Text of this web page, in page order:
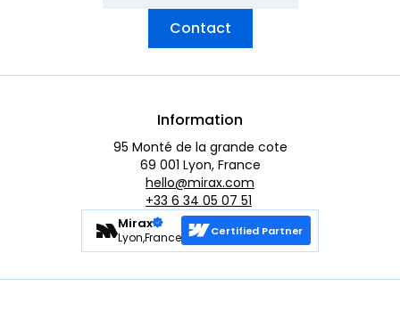
Contact
Information
95 Monté de la grande cote
69 001 Lyon, France
hello@mirax.com
+33 6 34 05 07 51
Mirax
Lyon,France Certified Partner